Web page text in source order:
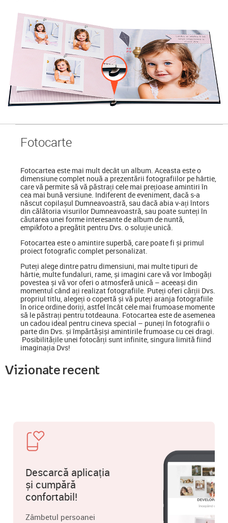
Fotocarte
Fotocartea este mai mult decât un album. Aceasta este o
dimensiune complet nouă a prezentării fotografiilor pe hârtie,
care vă permite să vă păstrați cele mai prețioase amintiri în
cea mai bună versiune. Indiferent de eveniment, dacă s-a
născut copilașul Dumneavoastră, sau dacă abia v-ați întors
din călătoria visurilor Dumneavoastră, sau poate sunteți în
căutarea unei forme interesante de album de nuntă,
empikfoto a pregătit pentru Dvs. o soluție unică.
Fotocartea este o amintire superbă, care poate fi și primul
proiect fotografic complet personalizat.
Puteți alege dintre patru dimensiuni, mai multe tipuri de
hârtie, multe fundaluri, rame, și imagini care vă vor îmbogăți
povestea și vă vor oferi o atmosferă unică – aceeași din
momentul când ați realizat fotografiile. Puteți oferi cărții Dvs.
propriul titlu, alegeți o copertă și vă puteți aranja fotografiile
în orice ordine doriți, astfel încât cele mai frumoase momente
să le păstrați pentru totdeauna. Fotocartea este de asemenea
un cadou ideal pentru cineva special – puneți în fotografii o
parte din Dvs. și împărtășiși amintirile frumoase cu cei dragi.
Posibilitățile unei fotocărți sunt infinite, singura limită fiind
imaginația Dvs!
Vizionate recent
Descarcă aplicația
și cumpără
confortabil!
Zâmbetul persoanei